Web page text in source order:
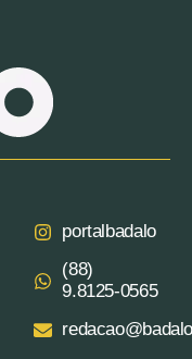
portalbadalo
(88)
9.8125‑0565‬